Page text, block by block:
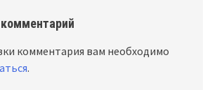
комментария вам необходимо
.